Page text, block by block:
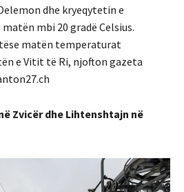
dhe kryeqytetin e
mbi 20 gradë Celsius.
matën temperaturat
e Vitit të Ri, njofton gazeta
Zvicër dhe Lihtenshtajn në